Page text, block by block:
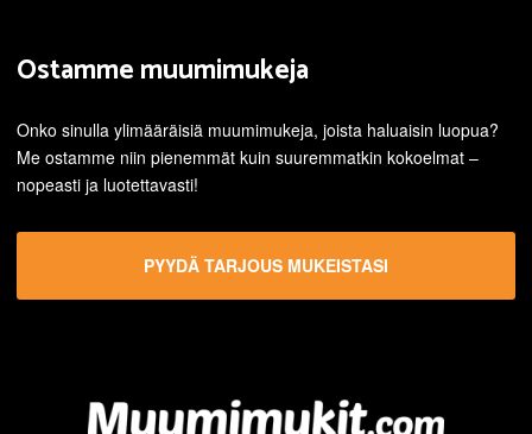
Ostamme muumimukeja
Onko sinulla ylimääräisiä muumimukeja, joista haluaisin luopua?
Me ostamme niin pienemmät kuin suuremmatkin kokoelmat –
nopeasti ja luotettavasti!
PYYDÄ TARJOUS MUKEISTASI